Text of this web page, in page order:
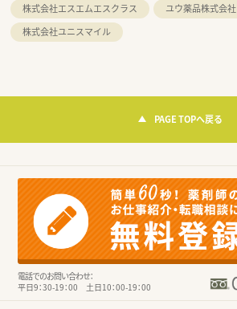
株式会社エスエムエスクラス
ユウ薬品株式会社
株式会社ユニスマイル
PAGE TOPへ戻る
電話でのお問い合わせ：
平日9：30-19：00 土日10：00-19：00